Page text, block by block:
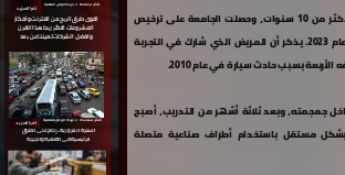
اقرا المزيد الأكثر مشاهدة ⇵ جريدة الوطن العالمية
اقوى طرق الربح من الانترنت وافكار
المشروعات الاكثر ربحا هذا القرن
وافضل الشركات تعيننا عن بعد
اقرا المزيد الأكثر مشاهدة ⇵ جريدة الوطن العالمية
النشرة المرورية.. زحام على الطرق
الرئيسية فى القاهرة والجيزة
تم تطوير الواجهة العصبية لأكثر من 10 سنوات، وحصلت الجامعة على ترخيص
لإجراء تجربة بشرية في بداية عام 2023. يذكر أن المريض الذي شارك في التجربة
بسبب حادث سيارة في عام 2010.
جمجمته، وبعد ثلاثة أشهر من التدريب، أصبح
بشكل مستقل باستخدام أطراف صناعية متصلة